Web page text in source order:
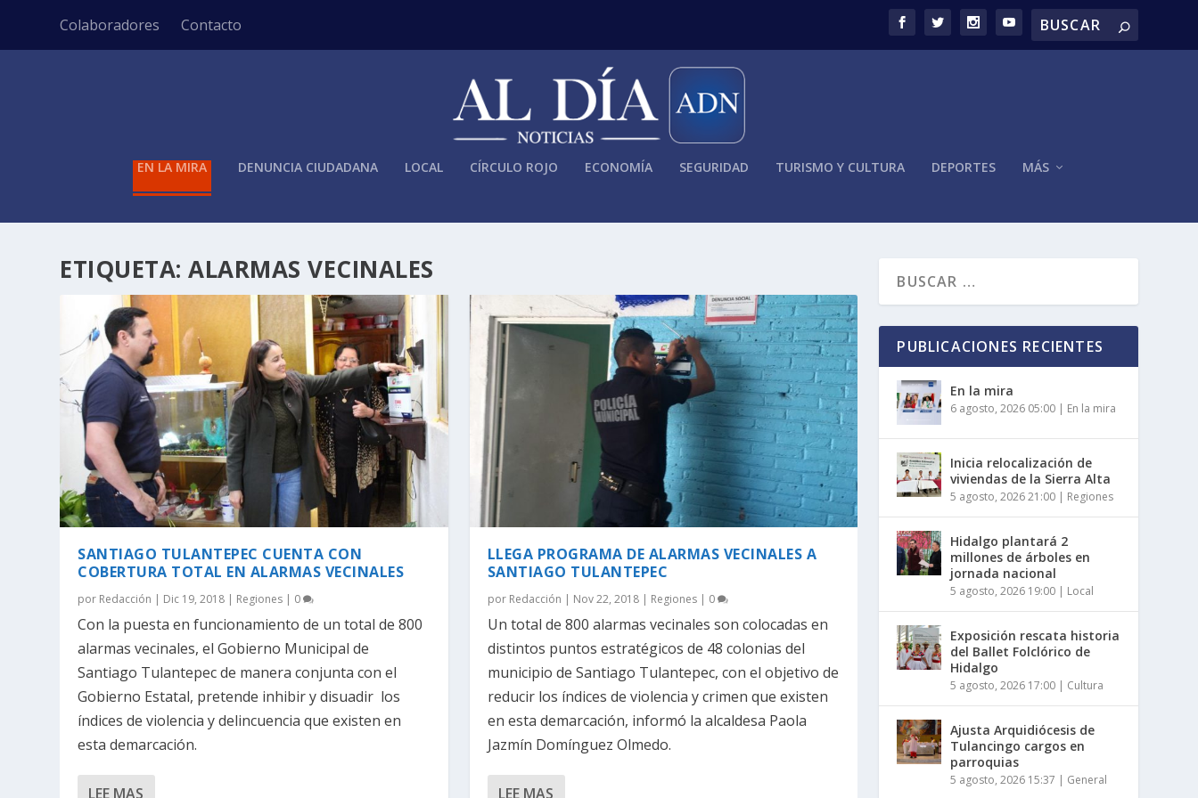
Colaboradores Contacto
EN LA MIRA DENUNCIA CIUDADANA LOCAL CÍRCULO ROJO ECONOMÍA SEGURIDAD TURISMO Y CULTURA DEPORTES MÁS
ETIQUETA:ALARMAS VECINALES
SANTIAGO TULANTEPEC CUENTA CON
COBERTURA TOTAL EN ALARMAS VECINALES
por Redacción | Dic 19, 2018 | Regiones | 0
Con la puesta en funcionamiento de un total de 800
alarmas vecinales, el Gobierno Municipal de
Santiago Tulantepec de manera conjunta con el
Gobierno Estatal, pretende inhibir y disuadir los
índices de violencia y delincuencia que existen en
esta demarcación.
LEE MAS
LLEGA PROGRAMA DE ALARMAS VECINALES A
SANTIAGO TULANTEPEC
por Redacción | Nov 22, 2018| Regiones| 0
Un total de 800 alarmas vecinales son colocadas en
distintos puntos estratégicos de 48 colonias del
municipio de Santiago Tulantepec, con el objetivo de
reducir los índices de violencia y crimen que existen
en esta demarcación, informó la alcaldesa Paola
Jazmín Domínguez Olmedo.
LEE MAS
PUBLICACIONES RECIENTES
En la mira
6 agosto, 2026 05:00 | En la mira
Inicia relocalización de
viviendas de la Sierra Alta
5 agosto, 2026 21:00 | Regiones
Hidalgo plantará 2
millones de árboles en
jornada nacional
5 agosto, 2026 19:00 | Local
Exposición rescata historia
del Ballet Folclórico de
Hidalgo
5 agosto, 2026 17:00 | Cultura
Ajusta Arquidiócesis de
Tulancingo cargos en
parroquias
5 agosto, 2026 15:37 | General